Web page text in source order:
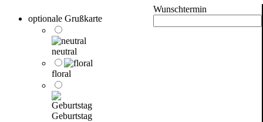
optionale Grußkarte
neutral
floral
Geburtstag
Wunschtermin